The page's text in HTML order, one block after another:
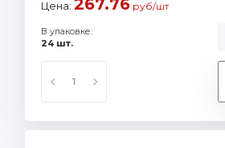
Цена: 267.76 руб/шт
В упаковке:
24 шт.